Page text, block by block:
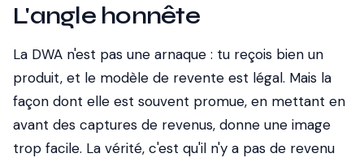
L'angle honnête
La DWA n'est pas une arnaque : tu reçois bien un
produit, et le modèle de revente est légal. Mais la
façon dont elle est souvent promue, en mettant en
avant des captures de revenus, donne une image
trop facile. La vérité, c'est qu'il n'y a pas de revenu